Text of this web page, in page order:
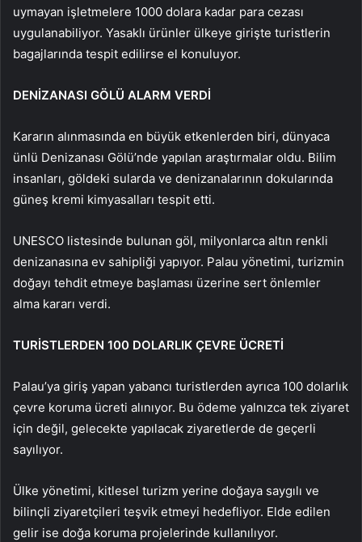
uymayan işletmelere 1000 dolara kadar para cezası
uygulanabiliyor. Yasaklı ürünler ülkeye girişte turistlerin
bagajlarında tespit edilirse el konuluyor.
DENİZANASI GÖLÜ ALARM VERDİ
Kararın alınmasında en büyük etkenlerden biri, dünyaca
ünlü Denizanası Gölü’nde yapılan araştırmalar oldu. Bilim
insanları, göldeki sularda ve denizanalarının dokularında
güneş kremi kimyasalları tespit etti.
UNESCO listesinde bulunan göl, milyonlarca altın renkli
denizanasına ev sahipliği yapıyor. Palau yönetimi, turizmin
doğayı tehdit etmeye başlaması üzerine sert önlemler
alma kararı verdi.
TURİSTLERDEN 100 DOLARLIK ÇEVRE ÜCRETİ
Palau’ya giriş yapan yabancı turistlerden ayrıca 100 dolarlık
çevre koruma ücreti alınıyor. Bu ödeme yalnızca tek ziyaret
için değil, gelecekte yapılacak ziyaretlerde de geçerli
sayılıyor.
Ülke yönetimi, kitlesel turizm yerine doğaya saygılı ve
bilinçli ziyaretçileri teşvik etmeyi hedefliyor. Elde edilen
gelir ise doğa koruma projelerinde kullanılıyor.